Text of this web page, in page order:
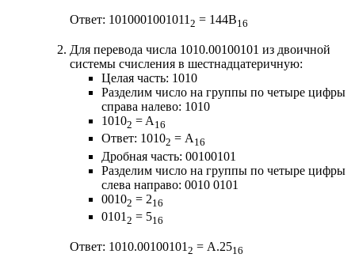
Ответ: 1010001001011 2 = 144B16
Для перевода числа 1010.00100101 из двоичной
системы счисления в шестнадцатеричную:
Целая часть: 1010
Разделим число на группы по четыре цифры
справа налево: 1010
10102 = A 16
Ответ: 10102 = A 16
Дробная часть: 00100101
Разделим число на группы по четыре цифры
слева направо: 0010 0101
00102 = 216
0101 2 = 516
Ответ: 1010.00100101 2 = A.2516